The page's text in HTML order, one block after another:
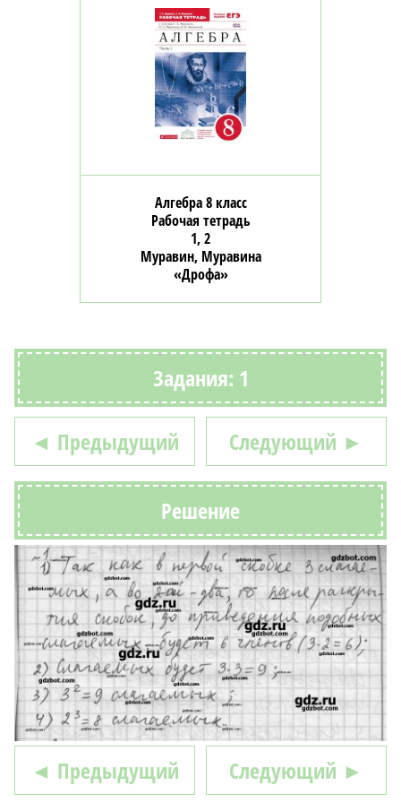
Алгебра 8 класс
Рабочая тетрадь
1, 2
Муравин, Муравина
«Дрофа»
Задания: 1
◄ Предыдущий Следующий ►
Решение
◄ Предыдущий Следующий ►